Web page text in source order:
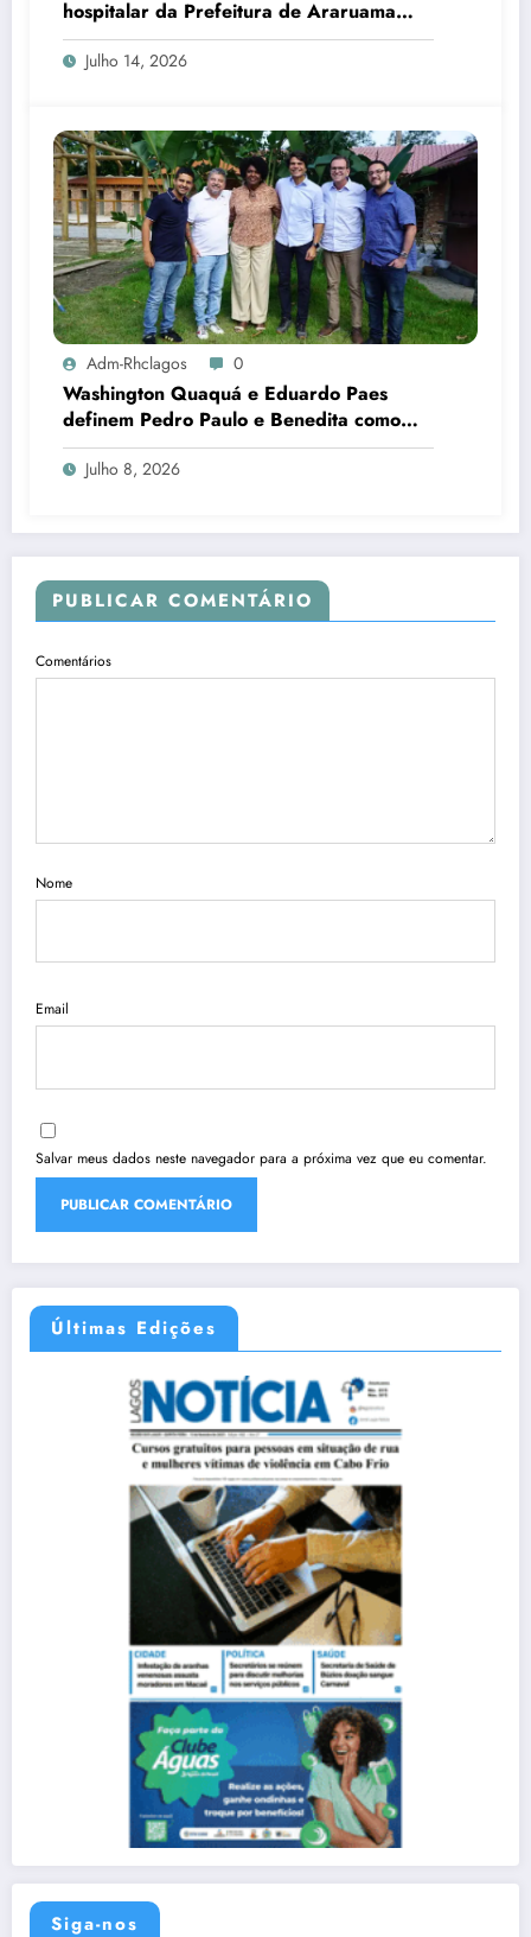
Últimas Edições
Siga-nos
hospitalar da Prefeitura de Araruama
transforma rotina de famílias atípicas
Julho 14, 2026
Adm-Rhclagos 0
Washington Quaquá e Eduardo Paes
definem Pedro Paulo e Benedita como
candidatos ao Senado no Rio
Julho 8, 2026
PUBLICAR COMENTÁRIO
Comentários
Nome
Email
Salvar meus dados neste navegador para a próxima vez que eu comentar.